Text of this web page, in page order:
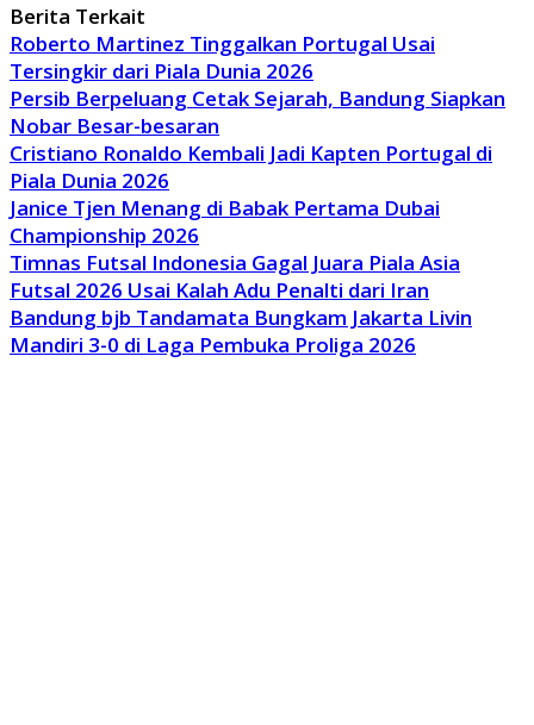
Berita Terkait
Roberto Martinez Tinggalkan Portugal Usai
Tersingkir dari Piala Dunia 2026
Persib Berpeluang Cetak Sejarah, Bandung Siapkan
Nobar Besar-besaran
Cristiano Ronaldo Kembali Jadi Kapten Portugal di
Piala Dunia 2026
Janice Tjen Menang di Babak Pertama Dubai
Championship 2026
Timnas Futsal Indonesia Gagal Juara Piala Asia
Futsal 2026 Usai Kalah Adu Penalti dari Iran
Bandung bjb Tandamata Bungkam Jakarta Livin
Mandiri 3-0 di Laga Pembuka Proliga 2026